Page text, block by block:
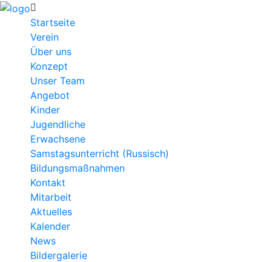
Startseite
Verein
Über uns
Konzept
Unser Team
Angebot
Kinder
Jugendliche
Erwachsene
Samstagsunterricht (Russisch)
Bildungsmaßnahmen
Kontakt
Mitarbeit
Aktuelles
Kalender
News
Bildergalerie